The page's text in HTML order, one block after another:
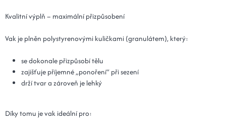
Kvalitní výplň – maximální přizpůsobení
Vak je plněn polystyrenovými kuličkami (granulátem), který:
se dokonale přizpůsobí tělu
zajišťuje příjemné „ponoření“ při sezení
drží tvar a zároveň je lehký
Díky tomu je vak ideální pro: